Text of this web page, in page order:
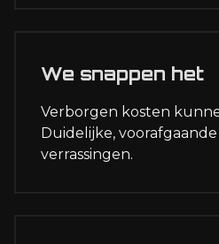
We snappen het
Verborgen kosten
Duidelijke,
verrassingen.